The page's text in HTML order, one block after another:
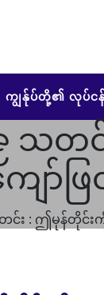
ကျွန်ုပ်တို့၏ လုပ်ငန်း
သတ
ျော်
း : ဤမုန်တိုင်း